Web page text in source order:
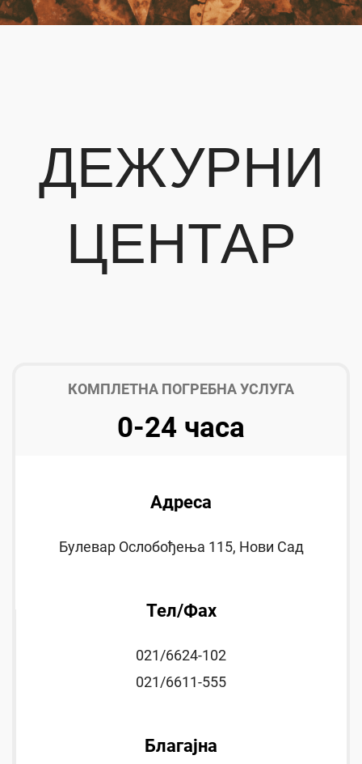
ДЕЖУРНИ
ЦЕНТАР
КОМПЛЕТНА ПОГРЕБНА УСЛУГА
0-24 часа
Адреса
Булевар Ослобођења 115, Нови Сад
Тел/Фаx
021/6624-102
021/6611-555
Благајна